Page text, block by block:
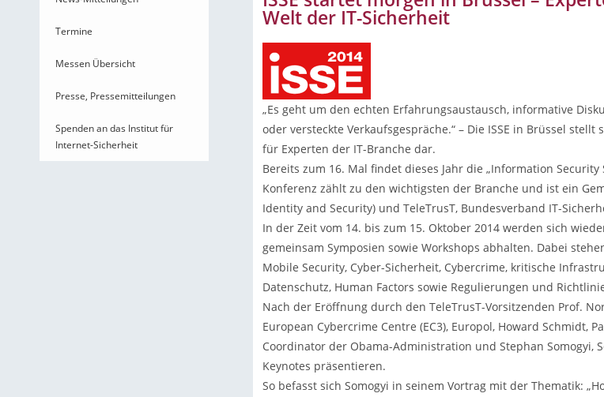
Termine
Messen Übersicht
Presse, Pressemitteilungen
Spenden an das Institut für
Internet-Sicherheit
Welt der IT-Sicherheit
„Es geht um den echten Erfahrungsaustausch, informative
oder versteckte Verkaufsgespräche.“ – Die ISSE in Brüssel
für Experten der IT-Branche dar.
Bereits zum 16. Mal findet dieses Jahr die „Information Security
Konferenz zählt zu den wichtigsten der Branche und ist ein
Identity and Security) und TeleTrusT, Bundesverband IT-
In der Zeit vom 14. bis zum 15. Oktober 2014 werden sich
gemeinsam Symposien sowie Workshops abhalten. Dabei
Mobile Security, Cyber-Sicherheit, Cybercrime, kritische
Datenschutz, Human Factors sowie Regulierungen und
Nach der Eröffnung durch den TeleTrusT-Vorsitzenden Prof.
European Cybercrime Centre (EC3), Europol, Howard Schmidt,
Coordinator der Obama-Administration und Stephan Somogyi,
Keynotes präsentieren.
So befasst sich Somogyi in seinem Vortrag mit der Thematik: